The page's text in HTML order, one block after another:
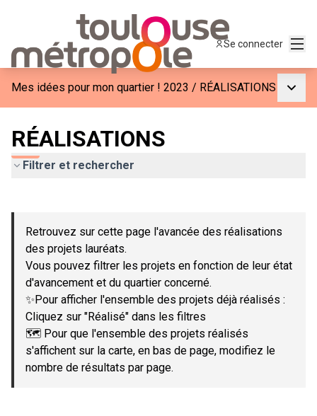
Se connecter
Mes idées pour mon quartier ! 2023 / RÉALISATIONS
RÉALISATIONS
Filtrer et rechercher
−
Retrouvez sur cette page l'avancée des réalisations
des projets lauréats.
Vous pouvez filtrer les projets en fonction de leur état
d'avancement et du quartier concerné.
✨Pour afficher l'ensemble des projets déjà réalisés :
Cliquez sur "Réalisé" dans les filtres
🗺️ Pour que l'ensemble des projets réalisés
s'affichent sur la carte, en bas de page, modifiez le
nombre de résultats par page.